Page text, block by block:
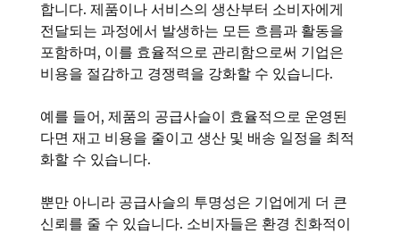
합니다. 제품이나 서비스의 생산부터 소비자에게
전달되는 과정에서 발생하는 모든 흐름과 활동을
포함하며, 이를 효율적으로 관리함으로써 기업은
비용을 절감하고 경쟁력을 강화할 수 있습니다.
예를 들어, 제품의 공급사슬이 효율적으로 운영된
다면 재고 비용을 줄이고 생산 및 배송 일정을 최적
화할 수 있습니다.
뿐만 아니라 공급사슬의 투명성은 기업에게 더 큰
신뢰를 줄 수 있습니다. 소비자들은 환경 친화적이